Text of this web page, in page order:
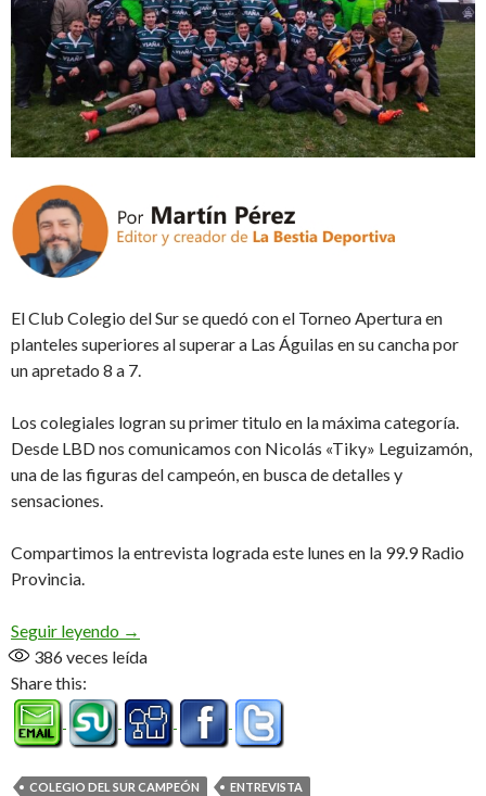
El Club Colegio del Sur se quedó con el Torneo Apertura en
planteles superiores al superar a Las Águilas en su cancha por
un apretado 8 a 7.
Los colegiales logran su primer titulo en la máxima categoría.
Desde LBD nos comunicamos con Nicolás «Tiky» Leguizamón,
una de las figuras del campeón, en busca de detalles y
sensaciones.
Compartimos la entrevista lograda este lunes en la 99.9 Radio
Provincia.
Seguir leyendo «La tercera fue la vencida, tenía que ser así»
→
386veces leída
Share this:
COLEGIO DEL SUR CAMPEÓN
ENTREVISTA